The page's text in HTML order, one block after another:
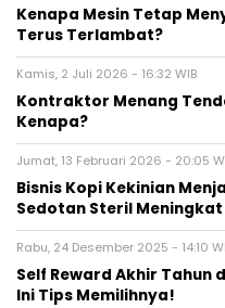
Kenapa Mesin Tetap
Terus Terlambat?
Kamis, 2 Juli 2026 - 16:32 WIB
Kontraktor Menang
Kenapa?
Jumat, 13 Februari 2026 - 20:05
Bisnis Kopi Kekinian
Sedotan Steril
Rabu, 24 Desember 2025 - 14:10
Self Reward Akhir Tahun
Ini Tips Memilihnya!